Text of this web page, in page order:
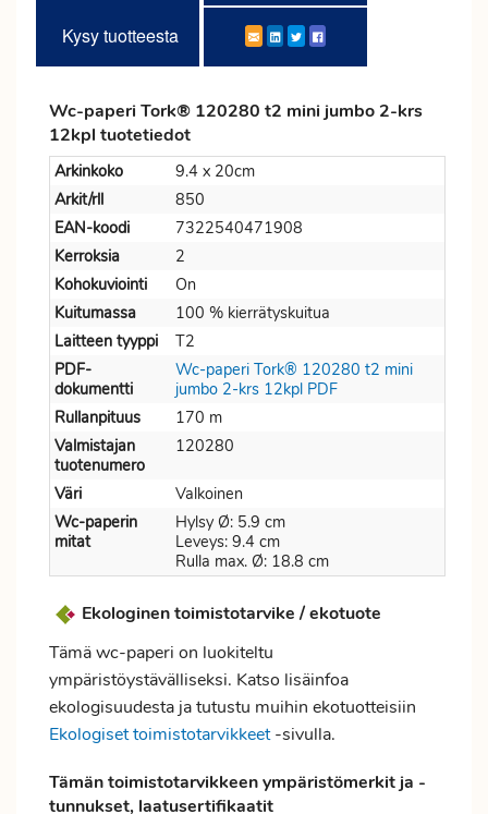
Kysy tuotteesta
Wc-paperi Tork® 120280 t2 mini jumbo 2-krs
12kpl tuotetiedot
Arkinkoko
9.4 x 20cm
Arkit/rll
850
EAN-koodi
7322540471908
Kerroksia
2
Kohokuviointi
On
Kuitumassa
100 % kierrätyskuitua
Laitteen tyyppi
T2
PDF-
dokumentti
Wc-paperi Tork® 120280 t2 mini
jumbo 2-krs 12kpl PDF
Rullanpituus
170 m
Valmistajan
tuotenumero
120280
Väri
Valkoinen
Wc-paperin
mitat
Hylsy Ø: 5.9 cm
Leveys: 9.4 cm
Rulla max. Ø: 18.8 cm
Ekologinen toimistotarvike / ekotuote
Tämä wc-paperi on luokiteltu
ympäristöystävälliseksi. Katso lisäinfoa
ekologisuudesta ja tutustu muihin ekotuotteisiin
Ekologiset toimistotarvikkeet-sivulla.
Tämän toimistotarvikkeen ympäristömerkit ja -
tunnukset, laatusertifikaatit